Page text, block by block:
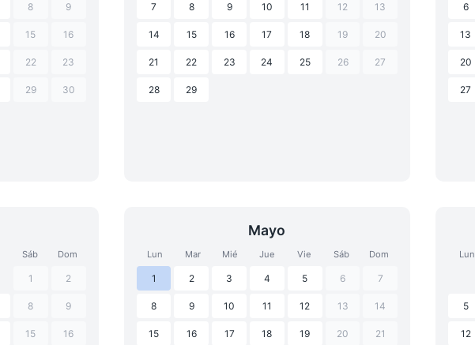
8 9
15 16
22 23
29 30
7 8 9 10 11 12 13
14 15 16 17 18 19 20
21 22 23 24 25 26 27
28 29
6
13
20
27
Sáb Dom
1 2
8 9
15 16
Mayo
Lun Mar Mié Jue Vie Sáb Dom
1 2 3 4 5 6 7
8 9 10 11 12 13 14
15 16 17 18 19 20 21
Lun
5
12